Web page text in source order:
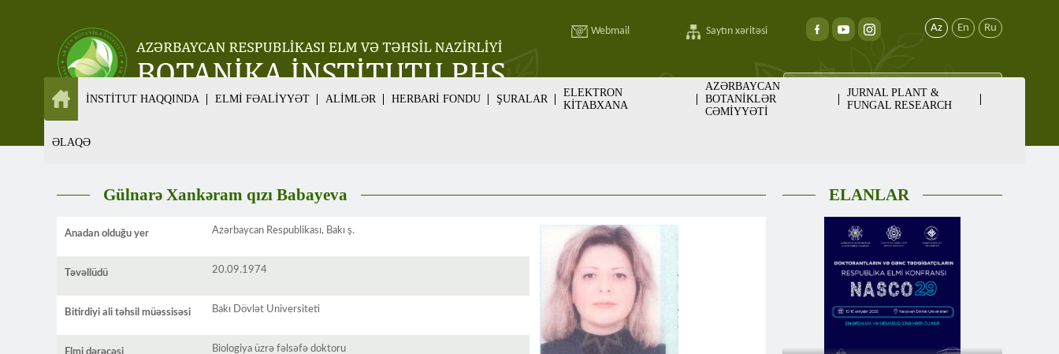
Webmail Saytın xəritəsi Az En Ru
İNSTİTUT HAQQINDA ELMİ FƏALİYYƏT ALİMLƏR HERBARİ FONDU ŞURALAR
ELEKTRON
KİTABXANA
AZƏRBAYCAN
BOTANİKLƏR
CƏMİYYƏTİ
JURNAL PLANT &
FUNGAL RESEARCH
ƏLAQƏ
Gülnarə Xankəram qızı Babayeva
Anadan olduğu yer Azərbaycan Respublikası, Bakı ş.
Təvəllüdü 20.09.1974
Bitirdiyi ali təhsil müəssisəsi Bakı Dövlət Universiteti
Biologiya üzrə fəlsəfə doktoru
ELANLAR